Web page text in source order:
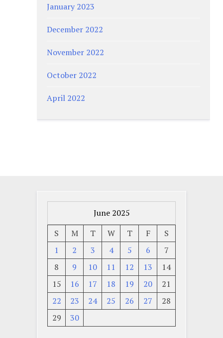
January 2023
December 2022
November 2022
October 2022
April 2022
June 2025
S
M T W T F
S
1
2 3 4 5 6
7
8
9 10 11 12 13
14
15
16 17 18 19 20
21
22
23 24 25 26 27
28
29
30